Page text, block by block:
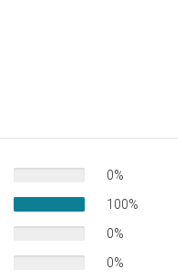
0%
100%
0%
0%